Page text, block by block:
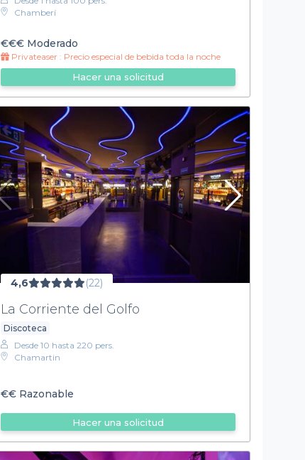
Chamberí
€€€Moderado
Privateaser : Precio especial de bebida toda la noche
Hacer una solicitud
4,6 (22)
La Corriente del Golfo
Discoteca
Desde 10 hasta 220 pers.
Chamartin
€€Razonable
Hacer una solicitud